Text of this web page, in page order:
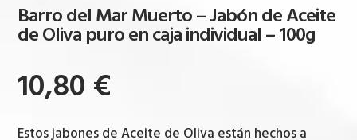
Barro del Mar Muerto – Jabón de Aceite
de Oliva puro en caja individual – 100g
10,80€
Estos jabones de Aceite de Oliva están hechos a